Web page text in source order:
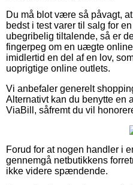
Du må blot være så påvagt,
bedst i test varer til salg for
ubegribelig tiltalende, så er
fingerpeg om en uægte
imidlertid en del af en lov,
uoprigtige online outlets.
Vi anbefaler generelt
Alternativt kan du benytte en
ViaBill, såfremt du vil
Forud for at nogen handler i
gennemgå netbutikkens
ikke videre spændende.